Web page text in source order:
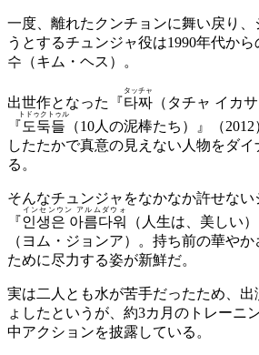
一度、離れたクンチョンに舞い戻り
うとするチュンジャ役は1990年代か
수（キム・ヘス）。
出世作となった『타짜
タッチャ
（タチャ イカ
『도둑들
トドゥクトゥル
（10人の泥棒たち）』（
したたかで真意の見えない人物をダ
る。
そんなチュンジャをなかなか許せない
『인생은 아름다워
インセンウン アルムダウォ
（人生は、美しい
（ヨム・ジョンア）。持ち前の華や
ために尽力する姿が新鮮だ。
実は二人とも水が苦手だったため、
ょしたというが、約3カ月のトレーニ
中アクションを披露している。